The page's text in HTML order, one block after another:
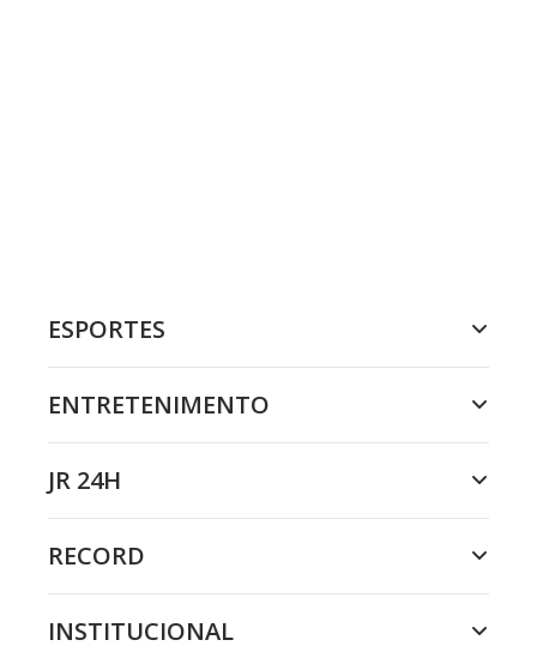
ESPORTES
ENTRETENIMENTO
JR 24H
RECORD
INSTITUCIONAL